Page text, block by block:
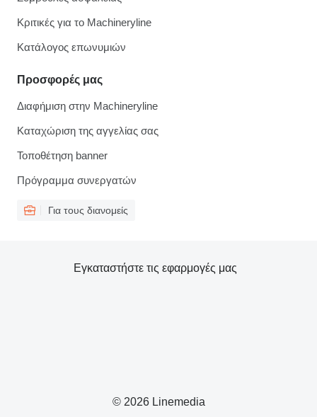
Κριτικές για το Machineryline
Κατάλογος επωνυμιών
Προσφορές μας
Διαφήμιση στην Machineryline
Καταχώριση της αγγελίας σας
Τοποθέτηση banner
Πρόγραμμα συνεργατών
Για τους διανομείς
© 2026 Linemedia
Εγκαταστήστε τις εφαρμογές μας